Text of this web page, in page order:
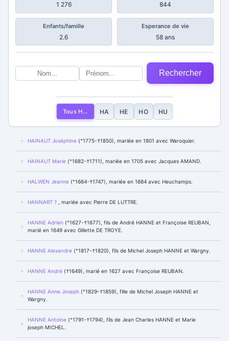
1 276 844
Enfants/famille
2.6
Esperance de vie
58 ans
Rechercher
Tous H... HA HE HO HU
HAINAUT Joséphine (°1775-†1850), mariée en 1801 avec Waroquier.
HAINAUT Marie (°1682-†1711), mariée en 1705 avec Jacques AMAND.
HALWEN Jeanne (°1664-†1747), mariée en 1684 avec Heuchamps.
HANNART ? , mariée avec Pierre DE LUTTRE.
HANNE Adrien (°1627-†1677), fils de André HANNE et Françoise REUBAN,
marié en 1649 avec Gillette DE TROYE.
HANNE Alexandre (°1817-†1820), fils de Michel Joseph HANNE et Wargny.
HANNE André (†1649), marié en 1627 avec Françoise REUBAN.
HANNE Anne Joseph (°1829-†1859), fille de Michel Joseph HANNE et
Wargny.
HANNE Antoine (°1791-†1794), fils de Jean Charles HANNE et Marie
joseph MICHEL.